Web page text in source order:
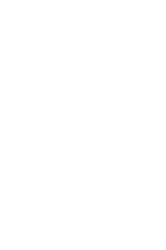
– Jaune 700